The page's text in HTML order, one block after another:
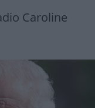
Caroline